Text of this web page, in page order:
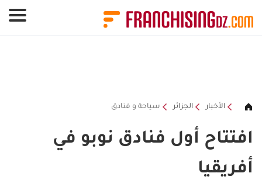
الأخبار الجزائر سياحة و فنادق
افتتاح أول فنادق نوبو في
أفريقيا
لوحة إدارة ملفات تعريف الارتباط